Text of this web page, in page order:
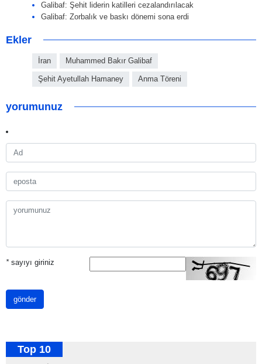
Galibaf: Şehit liderin katilleri cezalandırılacak
Galibaf: Zorbalık ve baskı dönemi sona erdi
Ekler
İran Muhammed Bakır Galibaf
Şehit Ayetullah Hamaney Anma Töreni
yorumunuz
*sayıyı giriniz
gönder
Top 10